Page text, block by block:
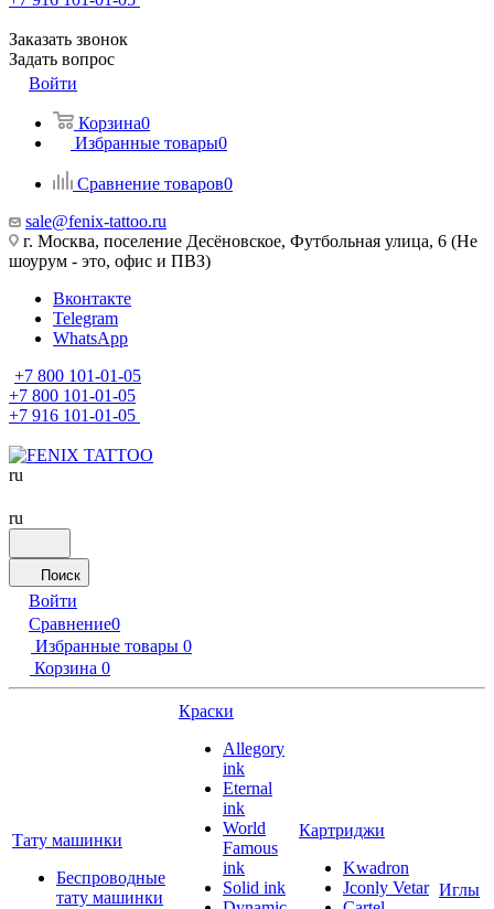
Заказать звонок
Задать вопрос
Войти
Корзина0
Избранные товары0
Сравнение товаров0
sale@fenix-tattoo.ru
г. Москва, поселение Десёновское, Футбольная улица, 6 (Не
шоурум - это, офис и ПВЗ)
Вконтакте
Telegram
WhatsApp
+7 800 101-01-05
+7 800 101-01-05
+7 916 101-01-05
ru
ru
Поиск
Войти
Сравнение0
Избранные товары 0
Корзина 0
Тату машинки
Беспроводные
тату машинки
Краски
Allegory
ink
Eternal
ink
World
Famous
ink
Solid ink
Картриджи
Kwadron
Jconly Vetar Иглы